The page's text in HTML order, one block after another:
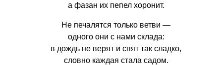
а фазан их пепел хоронит.
Не печалятся только ветви —
одного они с нами склада:
в дождь не верят и спят так сладко,
словно каждая стала садом.